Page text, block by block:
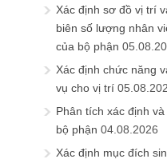
Xác định sơ đồ vị trí
biên số lượng nhân
của bộ phận
Xác định chức năng
vụ cho vị trí
Phân tích xác định
bộ phận 04.08.2026
Xác định mục đích